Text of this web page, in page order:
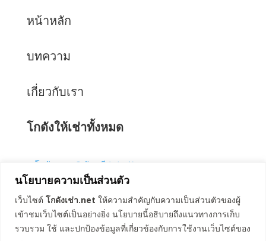
นโยบายความเป็นส่วนตัว
เว็บไซต์ โกดังเช่า.net ให้ความสำคัญกับความเป็นส่วนตัวของผู้
เข้าชมเว็บไซต์เป็นอย่างยิ่ง นโยบายนี้อธิบายถึงแนวทางการเก็บ
รวบรวม ใช้ และปกป้องข้อมูลที่เกี่ยวข้องกับการใช้งานเว็บไซต์ของ
หน้าหลัก
บทความ
เกี่ยวกับเรา
โกดังให้เช่าทั้งหมด
โกดังคลอง 3 ธัญบุรี (เฟส 1)
โกดังคลอง 4 ลำลูกกา 67
โกดังคลอง 4 ลำลูกกา 69
โกดังรังสิต-นครนายก 57
โกดังคลอง 3 ธัญบุรี (เฟส 2)